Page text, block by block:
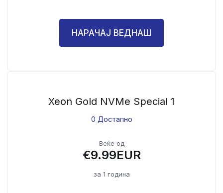
НАРАЧАЈ ВЕДНАШ
Xeon Gold NVMe Special 1
0 Достапно
Веќе од
€9.99EUR
за 1 година